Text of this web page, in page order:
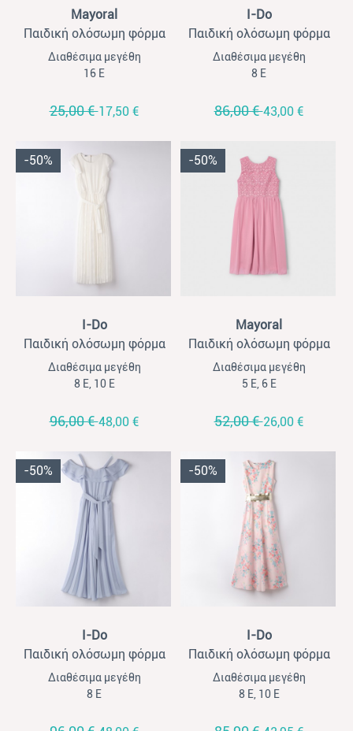
Mayoral
Παιδική ολόσωμη φόρμα
για κορίτσια Mayoral κοντή
γαλάζιο
Διαθέσιμα μεγέθη
16 Ε
25,00 €17,50 €
I-Do
Παιδική ολόσωμη φόρμα
για κορίτσια με χρυσή
λεπτομέρεια I-DO λευκό
Διαθέσιμα μεγέθη
8 Ε
86,00 €43,00 €
-50%
I-Do
Παιδική ολόσωμη φόρμα
για κορίτσια πλισέ I-DO
εκρού
Διαθέσιμα μεγέθη
8 Ε, 10 Ε
96,00 €48,00 €
-50%
Mayoral
Παιδική ολόσωμη φόρμα
για κορίτσια Mayoral ροζ
Διαθέσιμα μεγέθη
5 Ε, 6 Ε
52,00 €26,00 €
-50%
I-Do
Παιδική ολόσωμη φόρμα
για κορίτσια πλισέ I-DO
σιέλ με βολάν και ζώνη
Διαθέσιμα μεγέθη
8 Ε
-50%
I-Do
Παιδική ολόσωμη φόρμα
για κορίτσια I-DO φλοράλ
ροζ
Διαθέσιμα μεγέθη
8 Ε, 10 Ε